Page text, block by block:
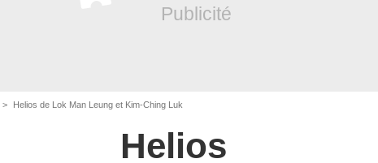
Helios de Lok Man Leung et Kim-Ching Luk
Helios